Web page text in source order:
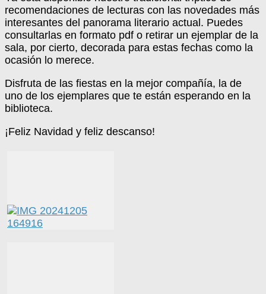
recomendaciones de lecturas con las novedades más
interesantes del panorama literario actual. Puedes
consultarlas en formato pdf o retirar un ejemplar de la
sala, por cierto, decorada para estas fechas como la
ocasión lo merece.
Disfruta de las fiestas en la mejor compañía, la de
uno de los ejemplares que te están esperando en la
biblioteca.
¡Feliz Navidad y feliz descanso!